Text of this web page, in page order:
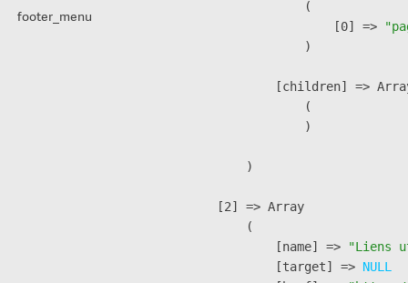
footer_menu
                (
                    [0] =>
                )
[children] =>
                (
                )
        )
    [2] => Array
        (
            [name] =>
"Liens
            [target] =>
NULL